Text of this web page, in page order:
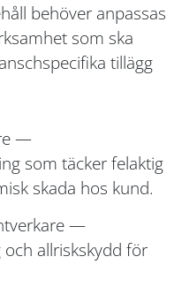
behöver anpassas
som ska
tillägg
—
som täcker felaktig
skada hos kund.
—
allriskskydd för